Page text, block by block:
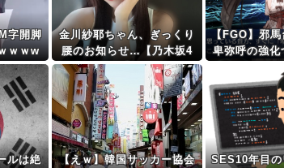
字開脚
ｗｗw
金川紗耶ちゃん、ぎっくり
腰のお知らせ…【乃木坂4
6】
【FGO】邪
卑弥呼の強
チェンジしな
リサポ
ルは絶
【えｗ】韓国サッカー協会
SES10年目